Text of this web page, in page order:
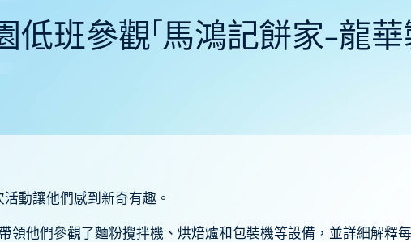
低班參觀「馬鴻記餅家-龍華
動讓他們感到新奇有趣。
他們參觀了麵粉攪拌機、烘焙爐和包裝機等設備，並詳細解釋